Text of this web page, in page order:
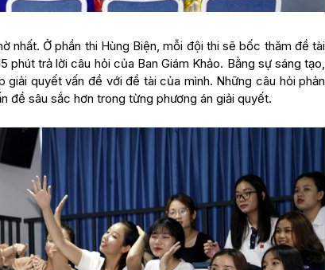
nhất. Ở phần thi Hùng Biện, mỗi đội thi sẽ bốc thăm đề tài
phút trả lời câu hỏi của Ban Giám Khảo. Bằng sự sáng tạo,
quyết vấn đề với đề tài của mình. Những câu hỏi phản
đề sâu sắc hơn trong từng phương án giải quyết.